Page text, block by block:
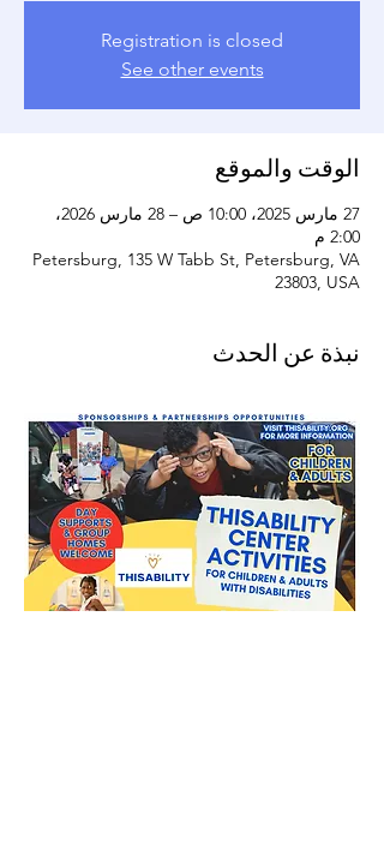
Registration is closed
See other events
الوقت والموقع
27 مارس 2025، 10:00 ص – 28 مارس 2026،
2:00 م
Petersburg, 135 W Tabb St, Petersburg, VA
23803, USA
نبذة عن الحدث